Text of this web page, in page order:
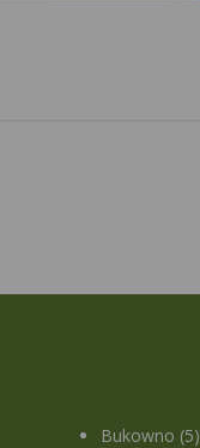
Bukowno (5)